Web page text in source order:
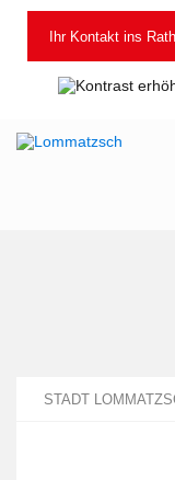
Ihr Kontakt ins
STADT